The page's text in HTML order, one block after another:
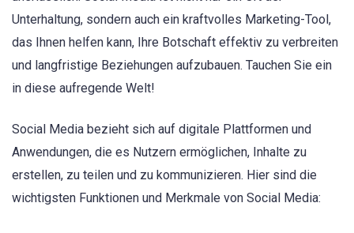
Unterhaltung, sondern auch ein kraftvolles Marketing-Tool,
das Ihnen helfen kann, Ihre Botschaft effektiv zu verbreiten
und langfristige Beziehungen aufzubauen. Tauchen Sie ein
in diese aufregende Welt!
Social Media bezieht sich auf digitale Plattformen und
Anwendungen, die es Nutzern ermöglichen, Inhalte zu
erstellen, zu teilen und zu kommunizieren. Hier sind die
wichtigsten Funktionen und Merkmale von Social Media: